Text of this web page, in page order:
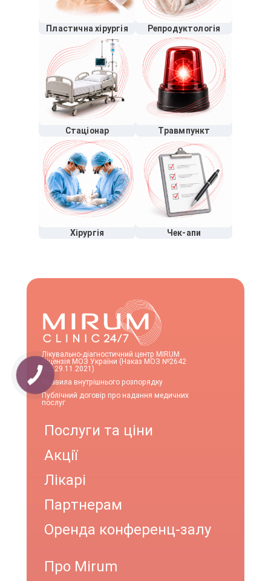
Пластична хірургія Репродуктологія
Стаціонар Травмпункт
Хірургія Чек-апи
Лікувально-діагностичний центр MIRUM
Ліцензія МОЗ України (Наказ МОЗ №2642
від 29.11.2021)
Правила внутрішнього розпорядку
Публічний договір про надання медичних
послуг
Послуги та ціни
Акції
Лікарі
Партнерам
Оренда конференц-залу
Про Mirum